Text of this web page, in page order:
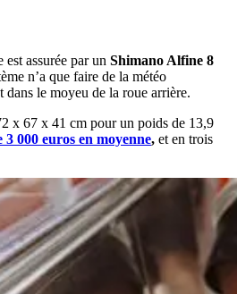
assurée par un Shimano Alfine 8
n’a que faire de la météo
dans le moyeu de la roue arrière.
x 67 x 41 cm pour un poids de 13,9
3 000 euros en moyenne, et en trois